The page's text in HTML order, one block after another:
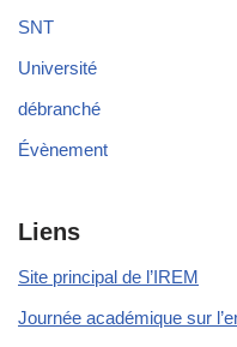
SNT
Université
débranché
Évènement
Liens
Site principal de l’IREM
Journée académique sur